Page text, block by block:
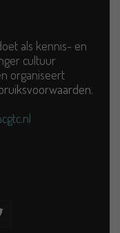
als kennis- en
cultuur
organiseert
.